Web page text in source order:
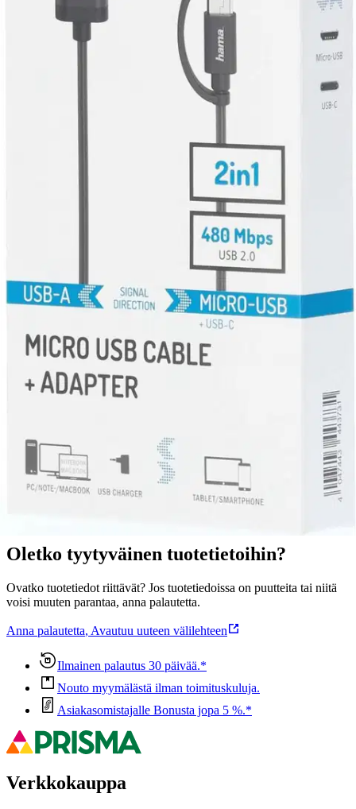
Ilmainen toimitus yli 100 €:n tilauksille
Postin pakettiautomaattiin tai
Etu ei koske Suuri‑lisäpalvelulla toimitettavia tuotteita.
Tarkista myymäläsaatavuus
Tuotekuvaus
Hama USB-kaapeli USB-A ja Micro-USB-porteilla varustettujen
laitteiden väliseen signaalin- ja virransiirtoon. Kätevän adapterin
ansiosta voidaan Micro-USB:n sijasta yhdistää myös USB-C-
Ominaisuudet
Oletko tyytyväinen tuotetietoihin?
Ovatko tuotetiedot riittävät? Jos tuotetiedoissa on puutteita tai niitä
voisi muuten parantaa, anna palautetta.
Anna palautetta, Avautuu uuteen välilehteen
Ilmainen palautus 30 päivää.*
Nouto myymälästä ilman toimituskuluja.
Asiakasomistajalle Bonusta jopa 5 %.*
Verkkokauppa